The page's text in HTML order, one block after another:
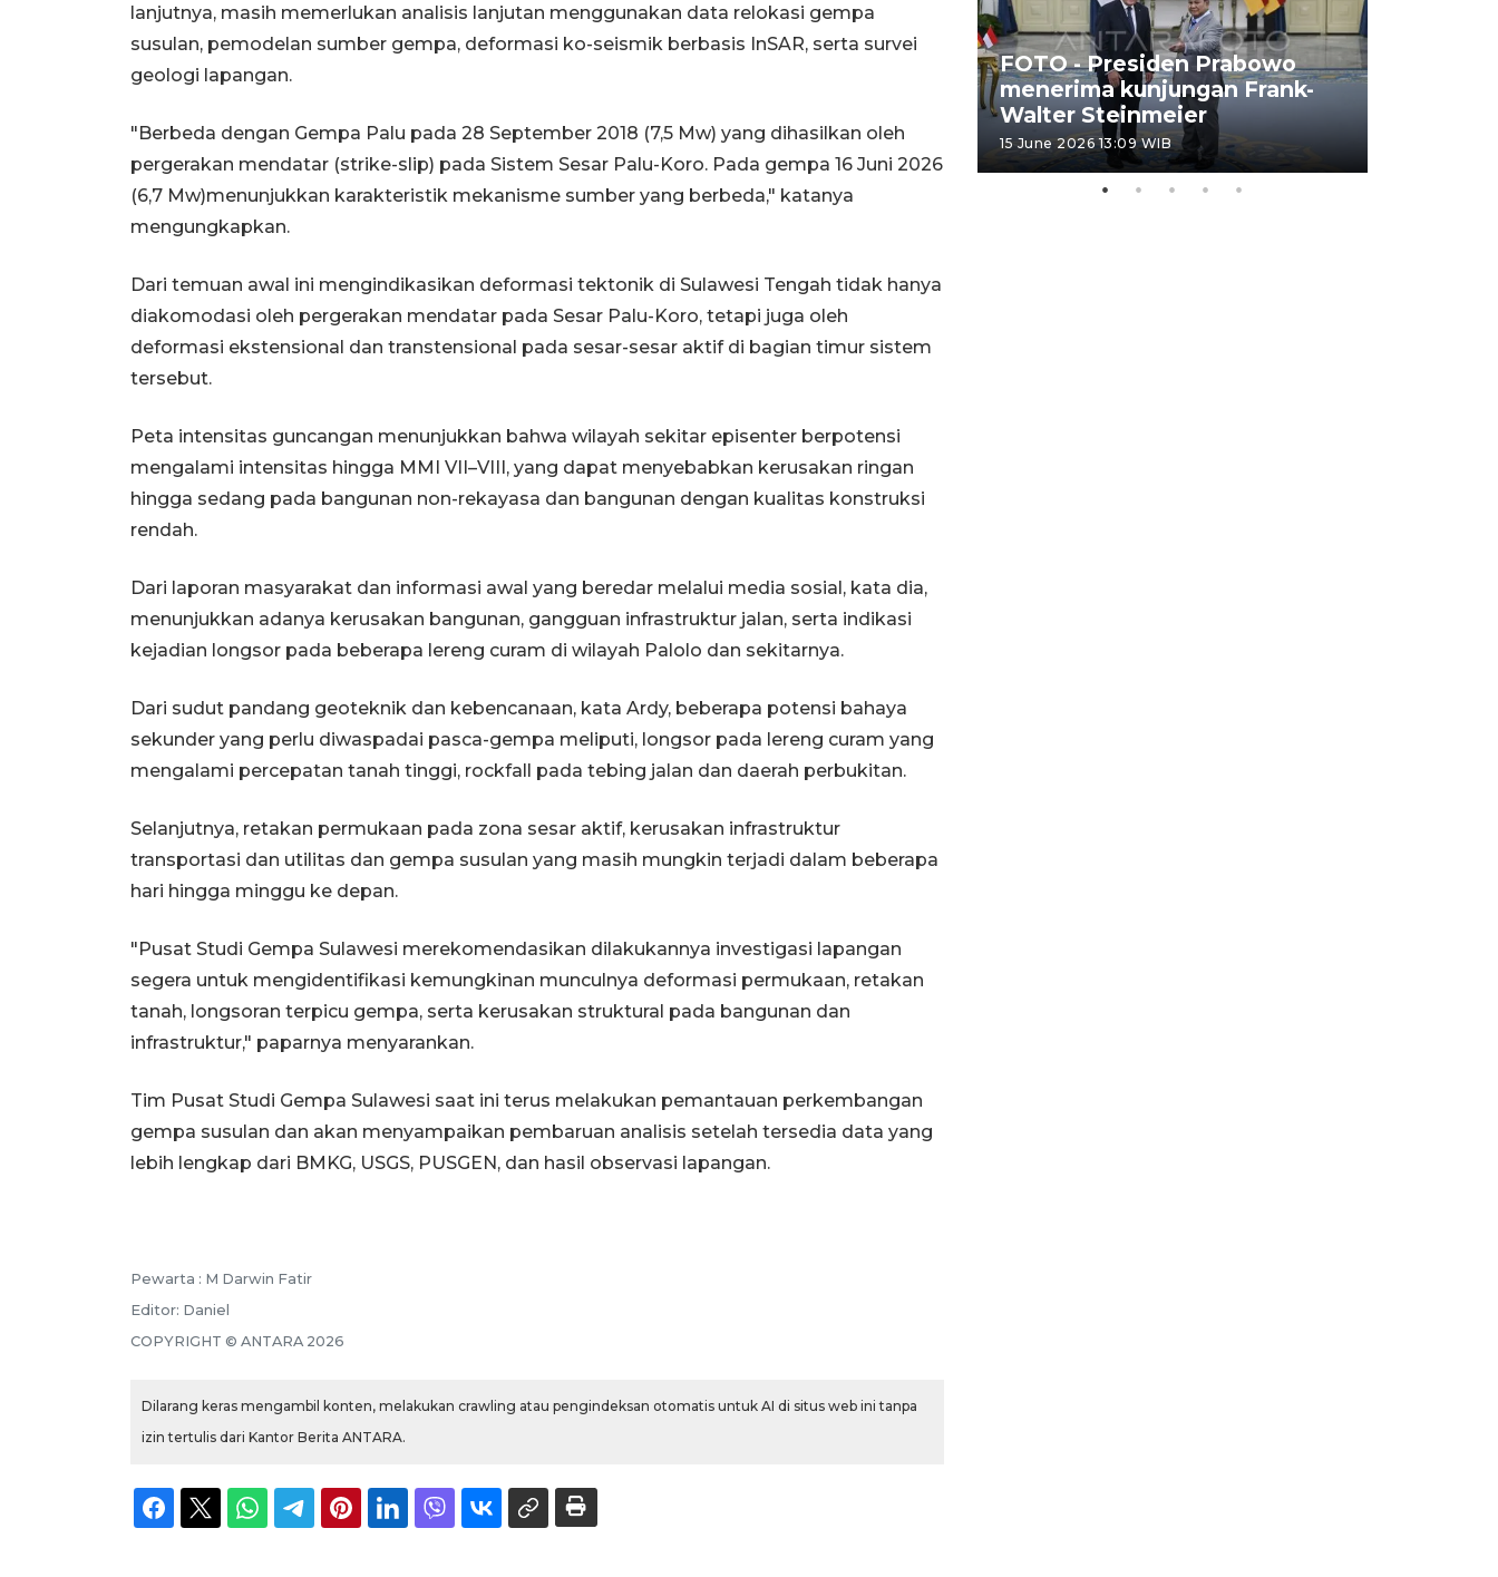
lanjutnya, masih memerlukan analisis lanjutan menggunakan data relokasi gempa
susulan, pemodelan sumber gempa, deformasi ko-seismik berbasis InSAR, serta survei
geologi lapangan.
"Berbeda dengan Gempa Palu pada 28 September 2018 (7,5 Mw) yang dihasilkan oleh
pergerakan mendatar (strike-slip) pada Sistem Sesar Palu-Koro. Pada gempa 16 Juni 2026
(6,7 Mw)menunjukkan karakteristik mekanisme sumber yang berbeda," katanya
mengungkapkan.
Dari temuan awal ini mengindikasikan deformasi tektonik di Sulawesi Tengah tidak hanya
diakomodasi oleh pergerakan mendatar pada Sesar Palu-Koro, tetapi juga oleh
deformasi ekstensional dan transtensional pada sesar-sesar aktif di bagian timur sistem
tersebut.
Peta intensitas guncangan menunjukkan bahwa wilayah sekitar episenter berpotensi
mengalami intensitas hingga MMI VII–VIII, yang dapat menyebabkan kerusakan ringan
hingga sedang pada bangunan non-rekayasa dan bangunan dengan kualitas konstruksi
rendah.
Dari laporan masyarakat dan informasi awal yang beredar melalui media sosial, kata dia,
menunjukkan adanya kerusakan bangunan, gangguan infrastruktur jalan, serta indikasi
kejadian longsor pada beberapa lereng curam di wilayah Palolo dan sekitarnya.
Dari sudut pandang geoteknik dan kebencanaan, kata Ardy, beberapa potensi bahaya
sekunder yang perlu diwaspadai pasca-gempa meliputi, longsor pada lereng curam yang
mengalami percepatan tanah tinggi, rockfall pada tebing jalan dan daerah perbukitan.
Selanjutnya, retakan permukaan pada zona sesar aktif, kerusakan infrastruktur
transportasi dan utilitas dan gempa susulan yang masih mungkin terjadi dalam beberapa
hari hingga minggu ke depan.
"Pusat Studi Gempa Sulawesi merekomendasikan dilakukannya investigasi lapangan
segera untuk mengidentifikasi kemungkinan munculnya deformasi permukaan, retakan
tanah, longsoran terpicu gempa, serta kerusakan struktural pada bangunan dan
infrastruktur," paparnya menyarankan.
Tim Pusat Studi Gempa Sulawesi saat ini terus melakukan pemantauan perkembangan
gempa susulan dan akan menyampaikan pembaruan analisis setelah tersedia data yang
lebih lengkap dari BMKG, USGS, PUSGEN, dan hasil observasi lapangan.
Pewarta : M Darwin Fatir
Editor: Daniel
COPYRIGHT © ANTARA 2026
Dilarang keras mengambil konten, melakukan crawling atau pengindeksan otomatis untuk AI di situs web ini tanpa
izin tertulis dari Kantor Berita ANTARA.
02 April 2026 12:51 WIB
FOTO - Presiden Prabowo
menerima kunjungan Frank-
Walter Steinmeier
15 June 2026 13:09 WIB